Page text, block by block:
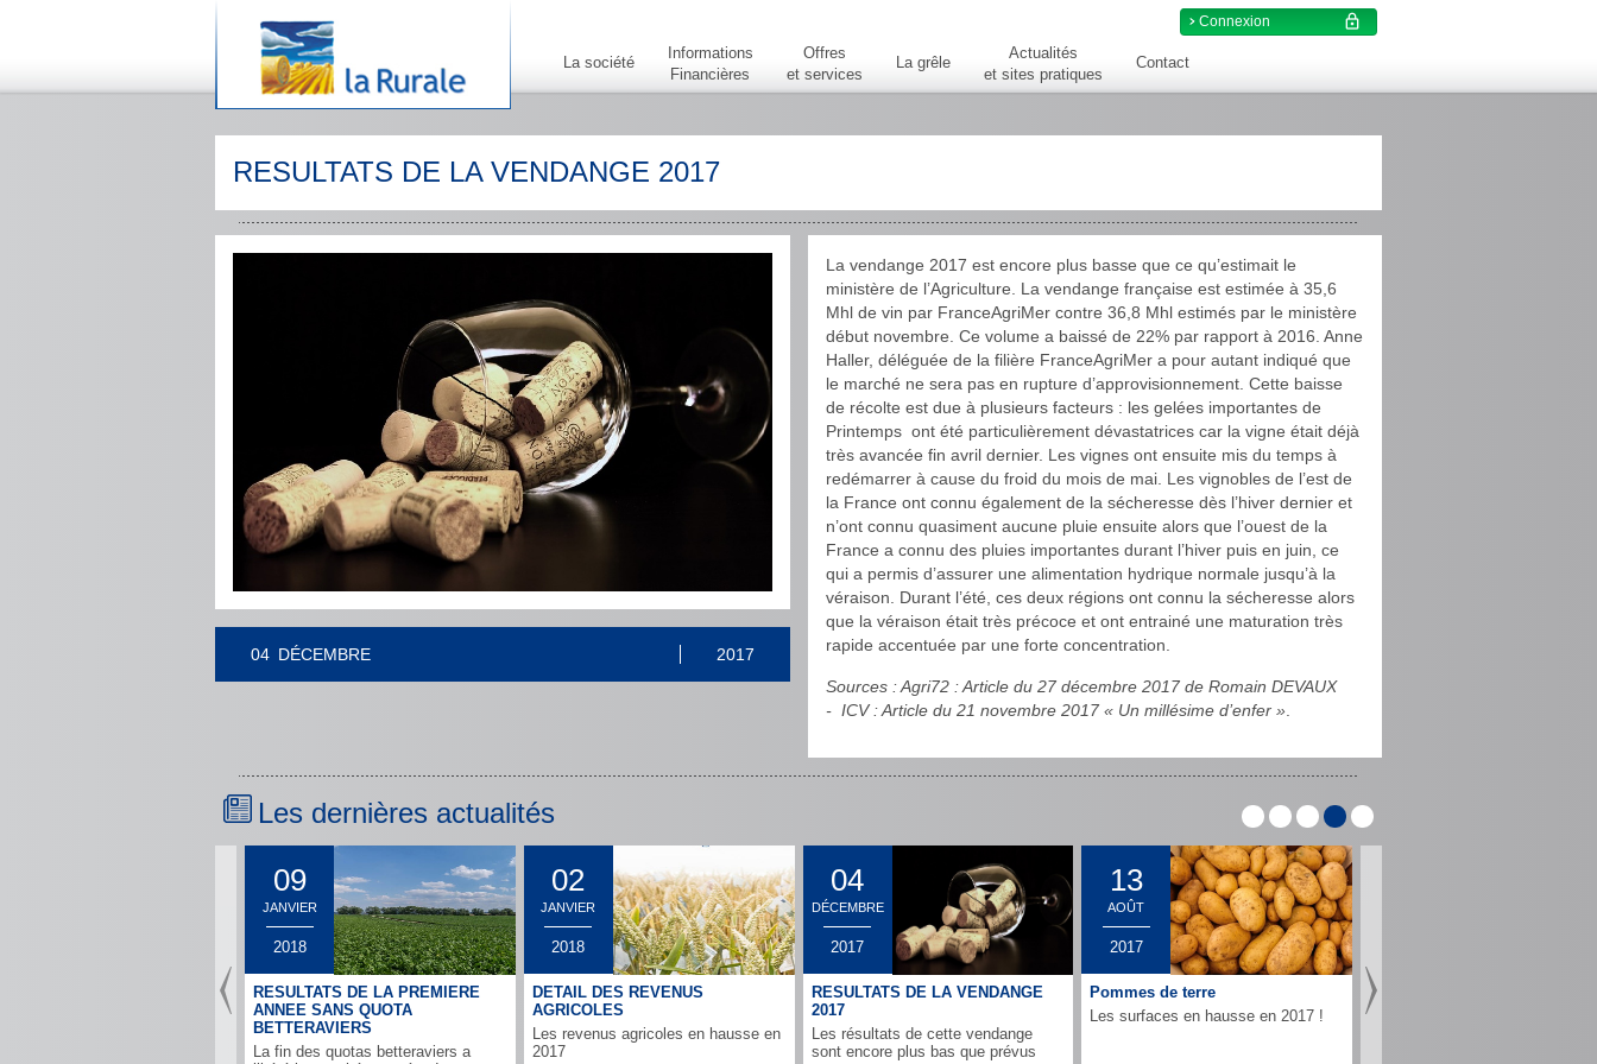
La société
Informations
Financières
Offres
et services
La grêle
Actualités
et sites pratiques
Contact
Connexion lock_outline
RESULTATS DE LA VENDANGE 2017
04 DÉCEMBRE 2017
La vendange 2017 est encore plus basse que ce qu’estimait le
ministère de l’Agriculture. La vendange française est estimée à 35,6
Mhl de vin par FranceAgriMer contre 36,8 Mhl estimés par le ministère
début novembre. Ce volume a baissé de 22% par rapport à 2016. Anne
Haller, déléguée de la filière FranceAgriMer a pour autant indiqué que
le marché ne sera pas en rupture d’approvisionnement. Cette baisse
de récolte est due à plusieurs facteurs : les gelées importantes de
Printemps ont été particulièrement dévastatrices car la vigne était déjà
très avancée fin avril dernier. Les vignes ont ensuite mis du temps à
redémarrer à cause du froid du mois de mai. Les vignobles de l’est de
la France ont connu également de la sécheresse dès l’hiver dernier et
n’ont connu quasiment aucune pluie ensuite alors que l’ouest de la
France a connu des pluies importantes durant l’hiver puis en juin, ce
qui a permis d’assurer une alimentation hydrique normale jusqu’à la
véraison. Durant l’été, ces deux régions ont connu la sécheresse alors
que la véraison était très précoce et ont entrainé une maturation très
rapide accentuée par une forte concentration.
Sources : Agri72 : Article du 27 décembre 2017 de Romain DEVAUX
- ICV : Article du 21 novembre 2017 « Un millésime d’enfer »
Les dernières actualités
09
JANVIER
2018
RESULTATS DE LA PREMIERE
ANNEE SANS QUOTA
BETTERAVIERS
La fin des quotas betteraviers a
02
JANVIER
2018
DETAIL DES REVENUS
AGRICOLES
Les revenus agricoles en hausse en
2017
04
DÉCEMBRE
2017
RESULTATS DE LA VENDANGE
2017
Les résultats de cette vendange
sont encore plus bas que prévus
13
AOÛT
2017
Pommes de terre
Les surfaces en hausse en 2017 !